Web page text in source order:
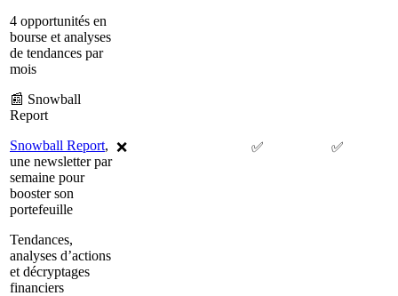
4 opportunités en
bourse et analyses
de tendances par
mois
📰 Snowball
Report
Snowball Report,
une newsletter par
semaine pour
booster son
portefeuille
Tendances,
analyses d’actions
et décryptages
financiers
❌ ✅ ✅